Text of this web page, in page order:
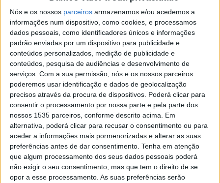
Nós e os nossos parceiros armazenamos e/ou acedemos a
informações num dispositivo, como cookies, e processamos
dados pessoais, como identificadores únicos e informações
padrão enviadas por um dispositivo para publicidade e
conteúdos personalizados, medição de publicidade e
conteúdos, pesquisa de audiências e desenvolvimento de
serviços. Com a sua permissão, nós e os nossos parceiros
poderemos usar identificação e dados de geolocalização
precisos através da procura de dispositivos. Poderá clicar para
consentir o processamento por nossa parte e pela parte dos
nossos 1535 parceiros, conforme descrito acima. Em
alternativa, poderá clicar para recusar o consentimento ou para
aceder a informações mais pormenorizadas e alterar as suas
preferências antes de dar consentimento. Tenha em atenção
que algum processamento dos seus dados pessoais poderá
não exigir o seu consentimento, mas que tem o direito de se
opor a esse processamento. As suas preferências serão
de janeiro, a segunda sessão de “Conversas no
Caminho”. A iniciativa vai decorrer na Capela do Espírito
Santo, em Castelo Branco, a partir das 16h e tem entrada
gratuita.
A sessão vai contar com a participação de Mário Videira,
que irá partilhar a sua experiência num dos percursos
emblemáticos que, não terminando em Santiago, é uma
rota de peregrinação com uma história que se estabelece
desde o séc. VIII. Trata-se do Caminho Lebaniego, que
em anos de Jubileu tem uma importância similar aos
Caminhos que levam a Compostela, Jerusalém e Roma,
explica a associação cultural.